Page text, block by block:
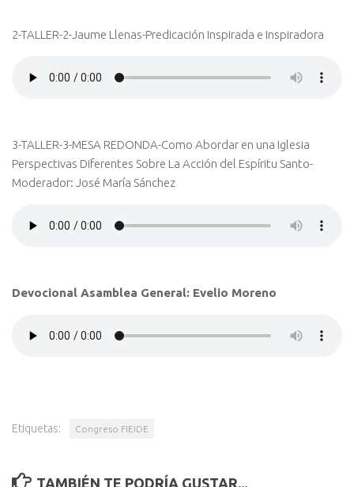
2-TALLER-2-Jaume Llenas-Predicación Inspirada e Inspiradora
3-TALLER-3-MESA REDONDA-Como Abordar en una Iglesia
Perspectivas Diferentes Sobre La Acción del Espíritu Santo-
Moderador: José María Sánchez
Devocional Asamblea General: Evelio Moreno
Etiquetas: Congreso FIEIDE
TAMBIÉN TE PODRÍA GUSTAR...